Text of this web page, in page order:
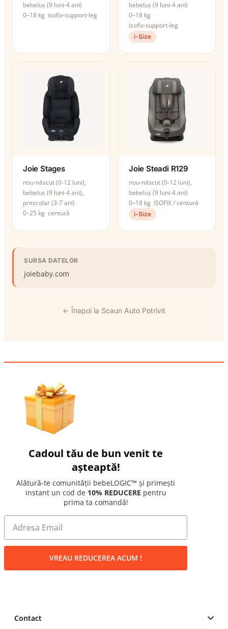
bebeluș (9 luni-4 ani)
0–18 kg isofix-support-leg
bebeluș (9 luni-4 ani)
0–18 kg
isofix-support-leg
i-Size
Joie Stages
nou-născut (0-12 luni),
bebeluș (9 luni-4 ani),
preșcolar (3-7 ani)
0–25 kg centură
Joie Steadi R129
nou-născut (0-12 luni),
bebeluș (9 luni-4 ani)
0–18 kg ISOFIX / centură
i-Size
SURSA DATELOR
joiebaby.com
← Înapoi la Scaun Auto Potrivit
Cadoul tău de bun venit te
așteaptă!
Alătură-te comunității bebeLOGIC™ și primești
instant un cod de 10% REDUCERE pentru
prima ta comandă!
VREAU REDUCEREA ACUM !
Contact